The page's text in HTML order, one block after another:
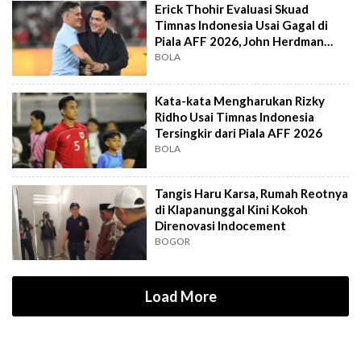
Erick Thohir Evaluasi Skuad
Timnas Indonesia Usai Gagal di
Piala AFF 2026, John Herdman
Out?
BOLA
Kata-kata Mengharukan Rizky
Ridho Usai Timnas Indonesia
Tersingkir dari Piala AFF 2026
BOLA
Tangis Haru Karsa, Rumah Reotnya
di Klapanunggal Kini Kokoh
Direnovasi Indocement
BOGOR
Load More